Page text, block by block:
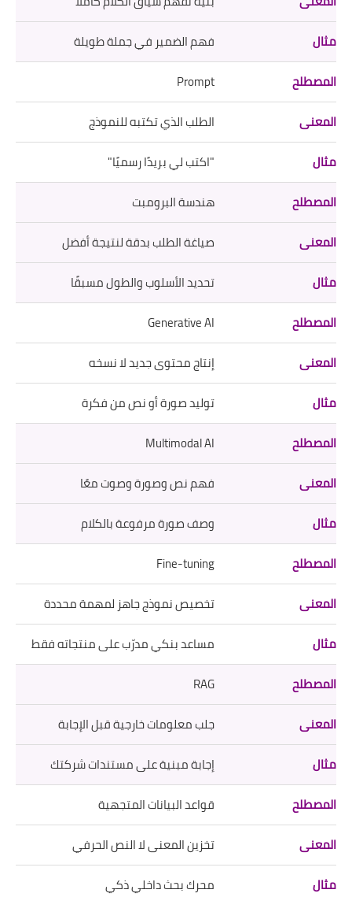
فهم الضمير في جملة طويلة
Prompt
الطلب الذي تكتبه للنموذج
"اكتب لي بريدًا رسميًا"
هندسة البرومبت
صياغة الطلب بدقة لنتيجة أفضل
تحديد الأسلوب والطول مسبقًا
Generative AI
إنتاج محتوى جديد لا نسخه
توليد صورة أو نص من فكرة
Multimodal AI
فهم نص وصورة وصوت معًا
وصف صورة مرفوعة بالكلام
Fine-tuning
تخصيص نموذج جاهز لمهمة محددة
مساعد بنكي مدرّب على منتجاته فقط
RAG
جلب معلومات خارجية قبل الإجابة
إجابة مبنية على مستندات شركتك
قواعد البيانات المتجهية
تخزين المعنى لا النص الحرفي
محرك بحث داخلي ذكي